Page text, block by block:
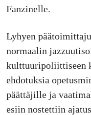
Fanzinelle.
Lyhyen
normaalin
kulttuuripoliittiseen
ehdotuksia
päättäjille ja
esiin nostettiin